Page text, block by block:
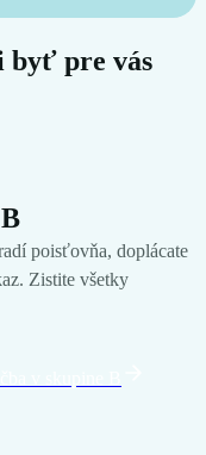
byť pre vás
poisťovňa, doplácate
Zistite všetky